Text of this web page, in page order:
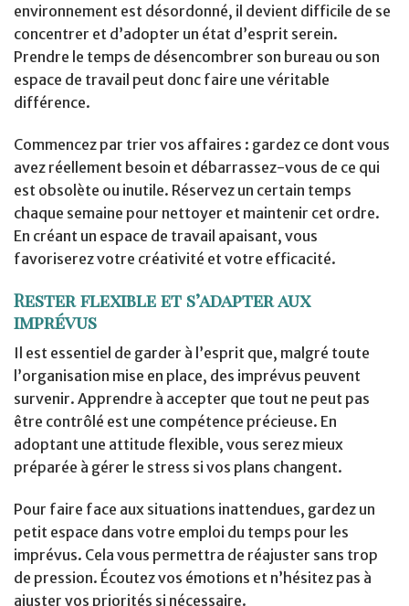
environnement est désordonné, il devient difficile de se
concentrer et d’adopter un état d’esprit serein.
Prendre le temps de désencombrer son bureau ou son
espace de travail peut donc faire une véritable
différence.
Commencez par trier vos affaires : gardez ce dont vous
avez réellement besoin et débarrassez-vous de ce qui
est obsolète ou inutile. Réservez un certain temps
chaque semaine pour nettoyer et maintenir cet ordre.
En créant un espace de travail apaisant, vous
favoriserez votre créativité et votre efficacité.
Rester flexible et s’adapter aux
imprévus
Il est essentiel de garder à l’esprit que, malgré toute
l’organisation mise en place, des imprévus peuvent
survenir. Apprendre à accepter que tout ne peut pas
être contrôlé est une compétence précieuse. En
adoptant une attitude flexible, vous serez mieux
préparée à gérer le stress si vos plans changent.
Pour faire face aux situations inattendues, gardez un
petit espace dans votre emploi du temps pour les
imprévus. Cela vous permettra de réajuster sans trop
de pression. Écoutez vos émotions et n’hésitez pas à
ajuster vos priorités si nécessaire.